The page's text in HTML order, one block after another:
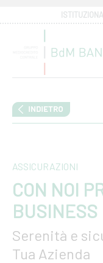
ASSICURAZIONI
CON NOI
BUSINESS
Serenità e
Tua Azienda